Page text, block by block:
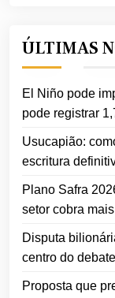
ÚLTIMAS
El Niño pode
pode registrar
Usucapião:
escritura
Plano Safra
setor cobra
Disputa
centro do
Proposta que